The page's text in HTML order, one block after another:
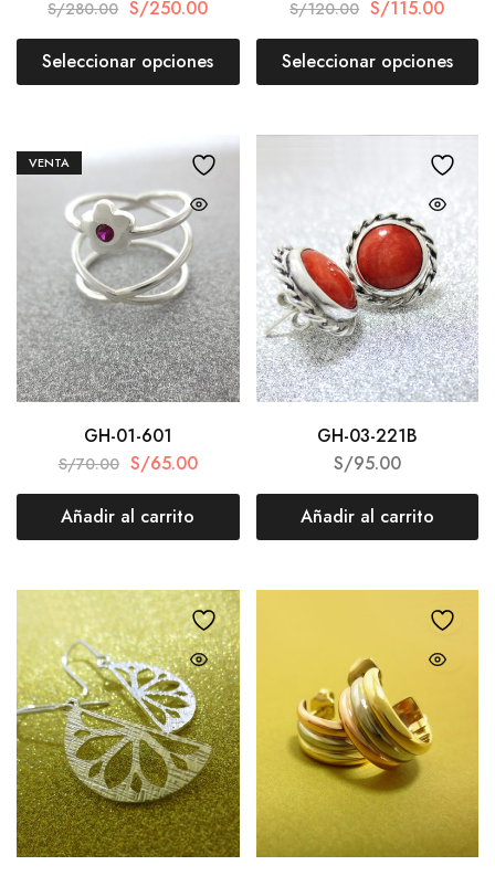
S/280.00 S/250.00
Seleccionar opciones
S/120.00 S/115.00
Seleccionar opciones
VENTA
GH-01-601
S/70.00 S/65.00
Añadir al carrito
GH-03-221B
S/95.00
Añadir al carrito